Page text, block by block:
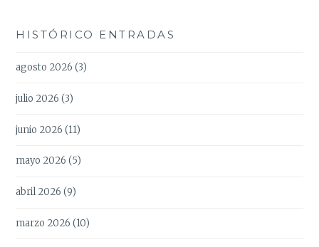
HISTÓRICO ENTRADAS
agosto 2026 (3)
julio 2026 (3)
junio 2026 (11)
mayo 2026 (5)
abril 2026 (9)
marzo 2026 (10)